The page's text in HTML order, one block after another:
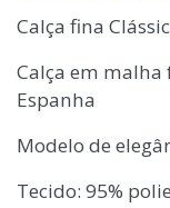
Calça fina
Calça em malha
Espanha
Modelo de
Tecido: 95%